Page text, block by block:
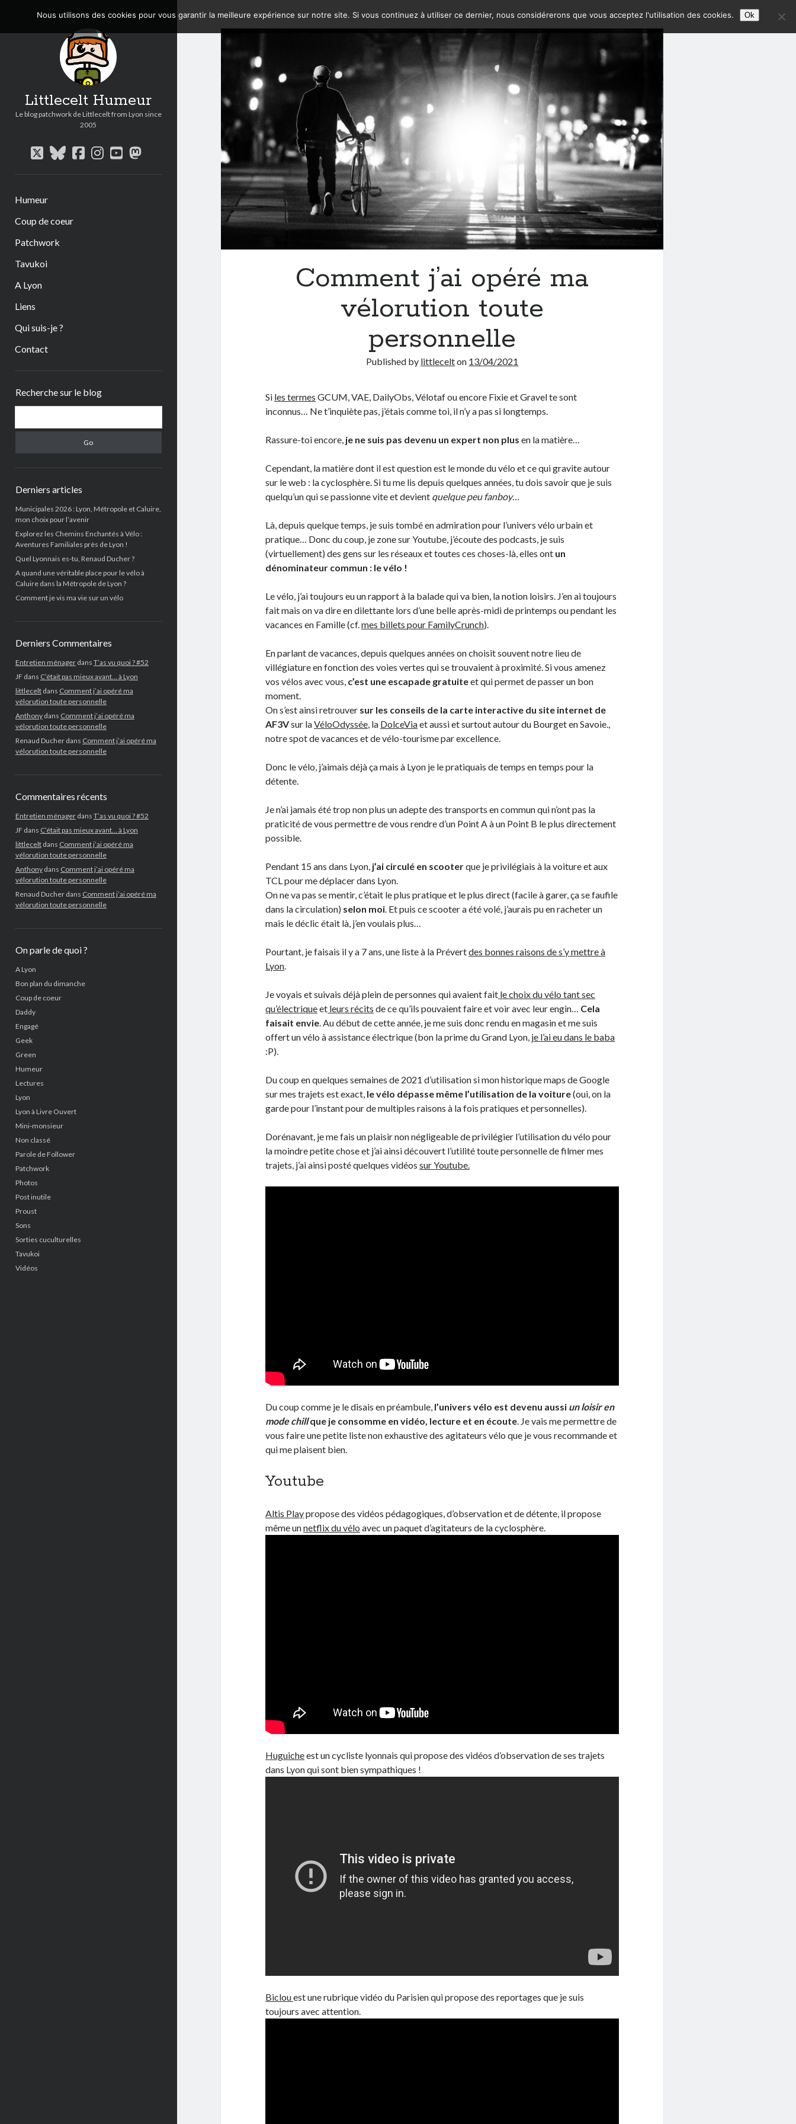
Littlecelt Humeur
Le blog patchwork de Littlecelt from Lyon since
2005
twitterbluesky
facebook
instagram
youtube
mastodon
Humeur
Coup de coeur
Patchwork
Tavukoi
A Lyon
Liens
Qui suis-je ?
Contact
Recherche sur le blog
Derniers articles
Municipales 2026 : Lyon, Métropole et Caluire,
mon choix pour l’avenir
Explorez les Chemins Enchantés à Vélo :
Aventures Familiales près de Lyon !
Quel Lyonnais es-tu, Renaud Ducher ?
A quand une véritable place pour le vélo à
Caluire dans la Métropole de Lyon ?
Comment je vis ma vie sur un vélo
Derniers Commentaires
Entretien ménagerdans T’as vu quoi ? #52
JF dans C’était pas mieux avant… à Lyon
littleceltdans Comment j’ai opéré ma
vélorution toute personnelle
Anthonydans Comment j’ai opéré ma
vélorution toute personnelle
Renaud Ducherdans Comment j’ai opéré ma
vélorution toute personnelle
Commentaires récents
Entretien ménagerdans T’as vu quoi ? #52
JF dans C’était pas mieux avant… à Lyon
littleceltdans Comment j’ai opéré ma
vélorution toute personnelle
Anthonydans Comment j’ai opéré ma
vélorution toute personnelle
Renaud Ducherdans Comment j’ai opéré ma
vélorution toute personnelle
On parle de quoi ?
A Lyon
Bon plan du dimanche
Coup de coeur
Daddy
Engagé
Geek
Green
Humeur
Lectures
Lyon
Lyon à Livre Ouvert
Mini-monsieur
Non classé
Parole de Follower
Patchwork
Photos
Post inutile
Proust
Sons
Sorties cuculturelles
Tavukoi
Vidéos
Comment j’ai opéré ma
vélorution toute
personnelle
Published by littlecelton 13/04/2021
Si les termes GCUM, VAE, DailyObs, Vélotaf ou encore Fixie et Gravel te sont
inconnus… Ne t’inquiète pas, j’étais comme toi, il n’y a pas si longtemps.
Rassure-toi encore, je ne suis pas devenu un expert non plus en la matière…
Cependant, la matière dont il est question est le monde du vélo et ce qui gravite autour
sur le web : la cyclosphère. Si tu me lis depuis quelques années, tu dois savoir que je suis
quelqu’un qui se passionne vite et devient quelque peu fanboy…
Là, depuis quelque temps, je suis tombé en admiration pour l’univers vélo urbain et
pratique… Donc du coup, je zone sur Youtube, j’écoute des podcasts, je suis
(virtuellement) des gens sur les réseaux et toutes ces choses-là, elles ont un
dénominateur commun : le vélo !
Le vélo, j’ai toujours eu un rapport à la balade qui va bien, la notion loisirs. J’en ai toujours
fait mais on va dire en dilettante lors d’une belle après-midi de printemps ou pendant les
vacances en Famille (cf.mes billets pour FamilyCrunch).
En parlant de vacances, depuis quelques années on choisit souvent notre lieu de
villégiature en fonction des voies vertes qui se trouvaient à proximité. Si vous amenez
vos vélos avec vous, c’est une escapade gratuiteet qui permet de passer un bon
moment.
On s’est ainsi retrouver sur les conseils de la carte interactive du site internet de
AF3Vsur laVéloOdyssée, la DolceViaet aussi et surtout autour du Bourget en Savoie.,
notre spot de vacances et de vélo-tourisme par excellence.
Donc le vélo, j’aimais déjà ça mais à Lyon je le pratiquais de temps en temps pour la
détente.
Je n’ai jamais été trop non plus un adepte des transports en commun qui n’ont pas la
praticité de vous permettre de vous rendre d’un Point A à un Point B le plus directement
possible.
Pendant 15 ans dans Lyon, j’ai circulé en scooterque je privilégiais à la voiture et aux
TCL pour me déplacer dans Lyon.
On ne va pas se mentir, c’était le plus pratique et le plus direct (facile à garer, ça se faufile
dans la circulation) selon moi. Et puis ce scooter a été volé, j’aurais pu en racheter un
mais le déclic était là, j’en voulais plus…
Pourtant, je faisais il y a 7 ans, une liste à la Prévertdes bonnes raisons de s’y mettre à
Lyon.
Je voyais et suivais déjà plein de personnes qui avaient fait le choix du vélo tant sec
qu’électriqueet leurs récits de ce qu’ils pouvaient faire et voir avec leur engin… Cela
faisait envie. Au début de cette année, je me suis donc rendu en magasin et me suis
offert un vélo à assistance électrique (bon la prime du Grand Lyon, je l’ai eu dans le baba
:P).
Du coup en quelques semaines de 2021 d’utilisation si mon historique maps de Google
sur mes trajets est exact, le vélo dépasse même l’utilisation de la voiture(oui, on la
garde pour l’instant pour de multiples raisons à la fois pratiques et personnelles).
Dorénavant, je me fais un plaisir non négligeable de privilégier l’utilisation du vélo pour
la moindre petite chose et j’ai ainsi découvert l’utilité toute personnelle de filmer mes
trajets, j’ai ainsi posté quelques vidéossur Youtube.
Du coup comme je le disais en préambule, l’univers vélo est devenu aussi un loisir en
mode chillque je consomme en vidéo, lecture et en écoute. Je vais me permettre de
vous faire une petite liste non exhaustive des agitateurs vélo que je vous recommande et
qui me plaisent bien.
Youtube
Altis Playpropose des vidéos pédagogiques, d’observation et de détente, il propose
même unnetflix du vélo avec un paquet d’agitateurs de la cyclosphère.
Huguicheest un cycliste lyonnais qui propose des vidéos d’observation de ses trajets
dans Lyon qui sont bien sympathiques !
Biclouest une rubrique vidéo du Parisien qui propose des reportages que je suis
toujours avec attention.
Nous utilisons des cookies pour vous garantir la meilleure expérience sur notre site. Si vous continuez à utiliser ce dernier, nous considérerons que vous acceptez l'utilisation des cookies. Ok